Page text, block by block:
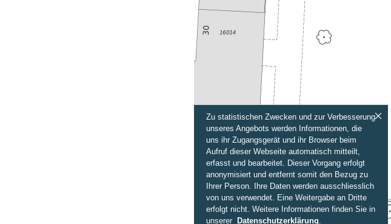
Zu statistischen Zwecken und zur Verbesserung
unseres Angebots werden Informationen, die
uns ihr Zugangsgerät und ihr Browser beim
Aufruf dieser Webseite automatisch mitteilt,
erfasst und bearbeitet. Dieser Vorgang erfolgt
anonymisiert und entfernt somit den Bezug zu
Ihrer Person. Ihre Daten werden ausschliesslich
von uns verwendet. Eine Weitergabe an Dritte
erfolgt nicht. Weitere Informationen finden Sie in
unserer Datenschutzerklärung